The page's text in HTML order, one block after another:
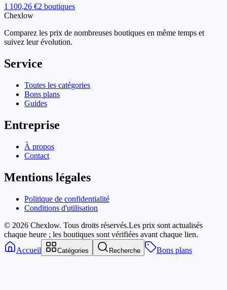
1 100,26 €2 boutiques
Chexlow
Comparez les prix de nombreuses boutiques en même temps et
suivez leur évolution.
Service
Toutes les catégories
Bons plans
Guides
Entreprise
À propos
Contact
Mentions légales
Politique de confidentialité
Conditions d'utilisation
© 2026 Chexlow. Tous droits réservés.Les prix sont actualisés
chaque heure ; les boutiques sont vérifiées avant chaque lien.
Accueil
Catégories Recherche Bons plans